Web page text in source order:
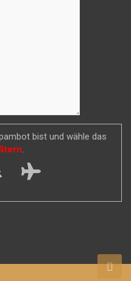
bist und wähle das
.